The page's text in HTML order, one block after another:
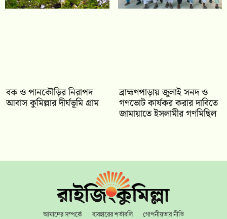
বক ও পানকৌড়ির নিরাপদ
আবাস কুমিল্লার দীর্ঘভূমি গ্রাম
‎ব্রাহ্মণপাড়ায় জুলাই সনদ ও
গণভোট কার্যকর করার দাবিতে
জামায়াতে ইসলামীর গণমিছিল
আমাদের সম্পর্কে ব্যবহারের শর্তাবলি গোপনীয়তার নীতি